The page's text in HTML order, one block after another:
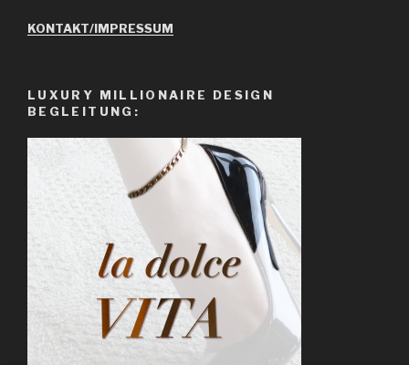
KONTAKT/IMPRESSUM
LUXURY MILLIONAIRE DESIGN
BEGLEITUNG: